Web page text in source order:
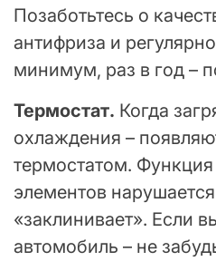
Позаботьтесь о
антифриза и
минимум, раз в год –
Термостат. Когда
охлаждения –
термостатом.
элементов
«заклинивает». Если
автомобиль – не